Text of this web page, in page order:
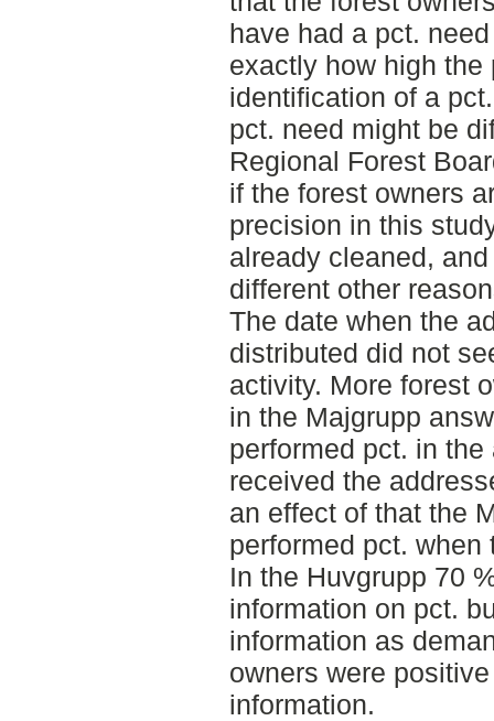
have had a pct.
exactly how high
identification of a
pct. need might be
Regional Forest
if the forest owners
precision in this
already cleaned,
different other
The date when the
distributed did not
activity. More forest
in the Majgrupp
performed pct. in
received the
an effect of that the
performed pct.
In the Huvgrupp 70
information on pct.
information as
owners were
information.